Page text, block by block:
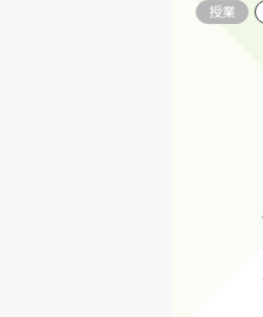
授業